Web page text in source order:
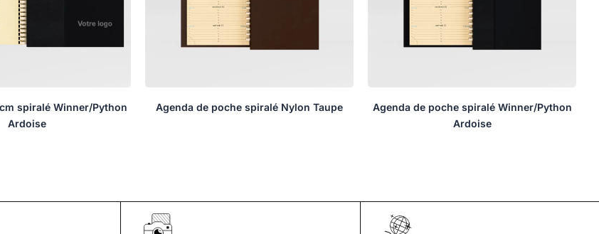
spiralé Winner/Python
Ardoise
Agenda de poche spiralé Nylon Taupe
Agenda de poche spiralé Winner/Python
Ardoise